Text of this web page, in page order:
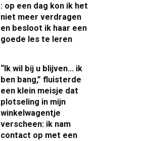
: op een dag kon ik het
niet meer verdragen
en besloot ik haar een
goede les te leren
“Ik wil bij u blijven… ik
ben bang,” fluisterde
een klein meisje dat
plotseling in mijn
winkelwagentje
verscheen: ik nam
contact op met een